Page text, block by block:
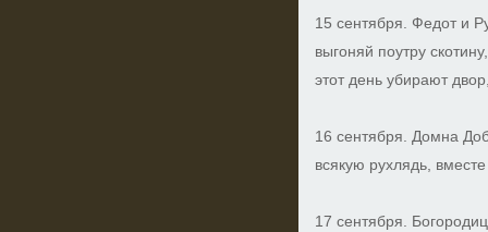
15 сентября. Федот и
выгоняй поутру
этот день убирают
16 сентября. Домна
всякую рухлядь,
17 сентября.